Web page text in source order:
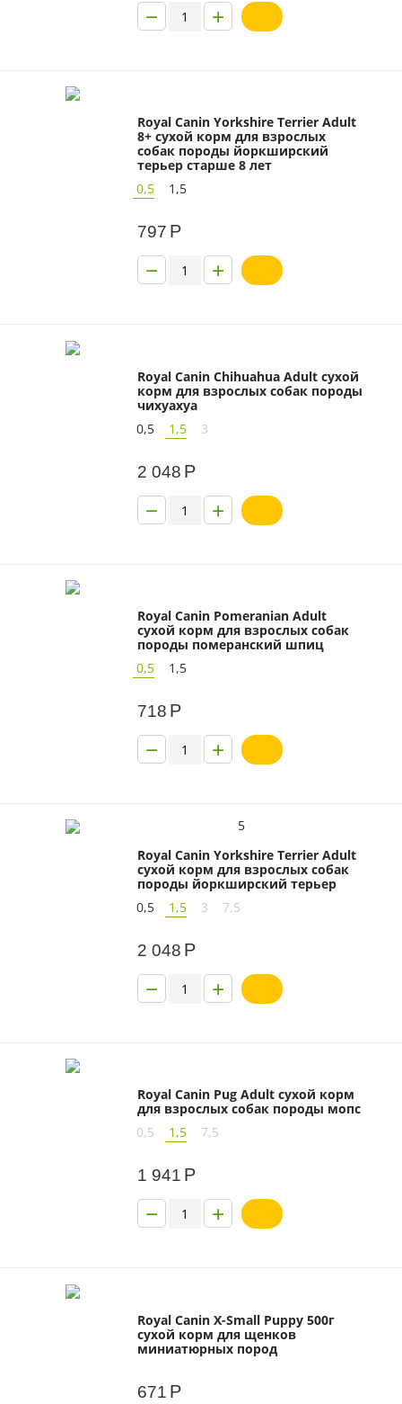
+
−
Royal Canin Yorkshire Terrier Adult
8+ сухой корм для взрослых
собак породы йоркширский
терьер старше 8 лет
0,5
1,5
797 Р
+
−
Royal Canin Chihuahua Adult сухой
корм для взрослых собак породы
чихуахуа
0,5
1,5 3
2 048 Р
+
−
Royal Canin Pomeranian Adult
сухой корм для взрослых собак
породы померанский шпиц
0,5
1,5
718 Р
+
−
5
Royal Canin Yorkshire Terrier Adult
сухой корм для взрослых собак
породы йоркширский терьер
0,5
1,5 3 7,5
2 048 Р
+
−
Royal Canin Pug Adult сухой корм
для взрослых собак породы мопс
0,5
1,5 7,5
1 941 Р
+
−
Royal Canin X-Small Puppy 500г
сухой корм для щенков
миниатюрных пород
671 Р